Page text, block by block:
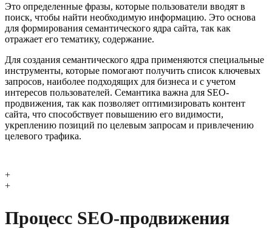
Это определенные фразы, которые пользователи вводят в
поиск, чтобы найти необходимую информацию. Это основа
для формирования семантического ядра сайта, так как
отражает его тематику, содержание.
Для создания семантического ядра применяются специальные
инструменты, которые помогают получить список ключевых
запросов, наиболее подходящих для бизнеса и с учетом
интересов пользователей. Семантика важна для SEO-
продвижения, так как позволяет оптимизировать контент
сайта, что способствует повышению его видимости,
укреплению позиций по целевым запросам и привлечению
целевого трафика.
+
+
Процесс SEO-продвижения